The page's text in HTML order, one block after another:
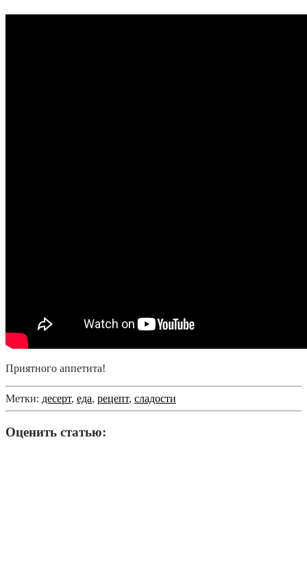
Приятного аппетита!
Метки: десерт, еда, рецепт, сладости
Оценить статью: